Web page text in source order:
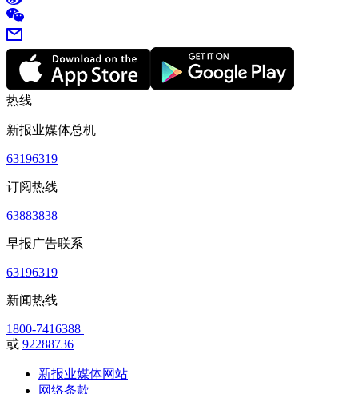
热线
新报业媒体总机
63196319
订阅热线
63883838
早报广告联系
63196319
新闻热线
1800-7416388
或 92288736
新报业媒体网站
网络条款